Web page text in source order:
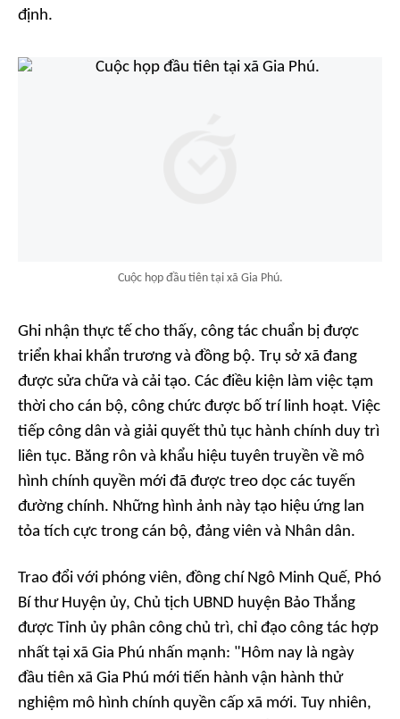
định.
Cuộc họp đầu tiên tại xã Gia Phú.
Ghi nhận thực tế cho thấy, công tác chuẩn bị được
triển khai khẩn trương và đồng bộ. Trụ sở xã đang
được sửa chữa và cải tạo. Các điều kiện làm việc tạm
thời cho cán bộ, công chức được bố trí linh hoạt. Việc
tiếp công dân và giải quyết thủ tục hành chính duy trì
liên tục. Băng rôn và khẩu hiệu tuyên truyền về mô
hình chính quyền mới đã được treo dọc các tuyến
đường chính. Những hình ảnh này tạo hiệu ứng lan
tỏa tích cực trong cán bộ, đảng viên và Nhân dân.
Trao đổi với phóng viên, đồng chí Ngô Minh Quế, Phó
Bí thư Huyện ủy, Chủ tịch UBND huyện Bảo Thắng
được Tỉnh ủy phân công chủ trì, chỉ đạo công tác hợp
nhất tại xã Gia Phú nhấn mạnh: "Hôm nay là ngày
đầu tiên xã Gia Phú mới tiến hành vận hành thử
nghiệm mô hình chính quyền cấp xã mới. Tuy nhiên,